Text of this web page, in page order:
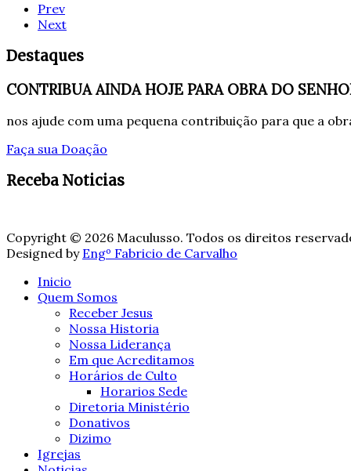
Prev
Next
Destaques
CONTRIBUA AINDA HOJE PARA OBRA DO
nos ajude com uma pequena contribuição para que a
Faça sua Doação
Receba Noticias
Copyright © 2026 Maculusso. Todos os direitos
Designed by Engº Fabricio de Carvalho
Inicio
Quem Somos
Receber Jesus
Nossa Historia
Nossa Liderança
Em que Acreditamos
Horários de Culto
Horarios Sede
Diretoria Ministério
Donativos
Dizimo
Igrejas